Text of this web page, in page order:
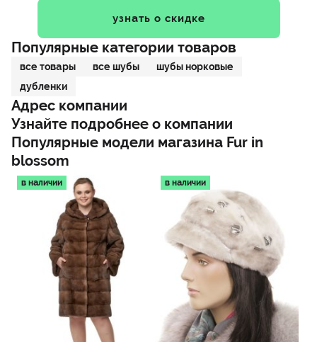
узнать о скидке
Популярные категории товаров
все товары все шубы
шубы норковые
дубленки
Адрес компании
Узнайте подробнее о компании
Популярные модели магазина Fur in
blossom
в наличии в наличии